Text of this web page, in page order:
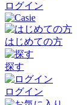
ログイン
はじめての方
探す
ログイン